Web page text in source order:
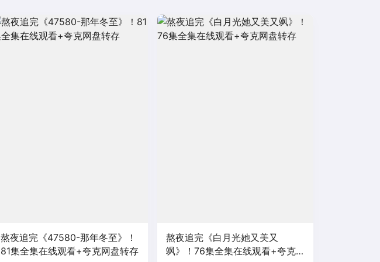
熬夜追完《47580-那年冬至》！
81集全集在线观看+夸克网盘转存
熬夜追完《白月光她又美又
飒》！76集全集在线观看+夸克